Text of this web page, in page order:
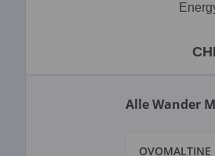
Alle Wander
OVOMALTINE